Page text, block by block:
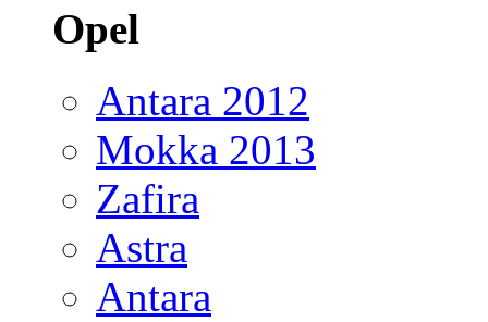
Opel
Antara 2012
Mokka 2013
Zafira
Astra
Antara